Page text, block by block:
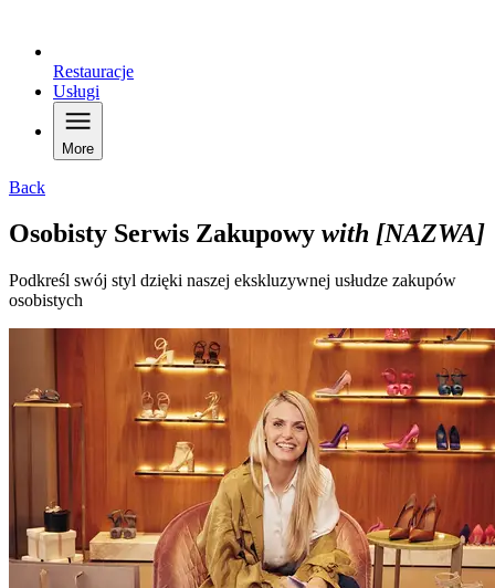
Restauracje
Usługi
More
Back
Osobisty Serwis Zakupowy with [NAZWA]
Podkreśl swój styl dzięki naszej ekskluzywnej usłudze zakupów
osobistych